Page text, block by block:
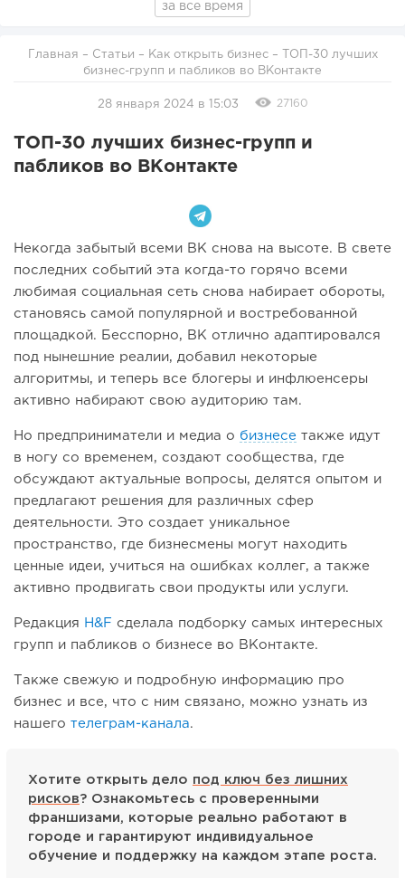
за все время
Главная – Статьи – Как открыть бизнес– ТОП-30 лучших
бизнес-групп и пабликов во ВКонтакте
28 января 2024 в 15:03 27160
ТОП-30 лучших бизнес-групп и
пабликов во ВКонтакте
Некогда забытый всеми ВК снова на высоте. В свете
последних событий эта когда-то горячо всеми
любимая социальная сеть снова набирает обороты,
становясь самой популярной и востребованной
площадкой. Бесспорно, ВК отлично адаптировался
под нынешние реалии, добавил некоторые
алгоритмы, и теперь все блогеры и инфлюенсеры
активно набирают свою аудиторию там.
Но предприниматели и медиа о бизнесе также идут
в ногу со временем, создают сообщества, где
обсуждают актуальные вопросы, делятся опытом и
предлагают решения для различных сфер
деятельности. Это создает уникальное
пространство, где бизнесмены могут находить
ценные идеи, учиться на ошибках коллег, а также
активно продвигать свои продукты или услуги.
Редакция H&F сделала подборку самых интересных
групп и пабликов о бизнесе во ВКонтакте.
Также свежую и подробную информацию про
бизнес и все, что с ним связано, можно узнать из
нашего телеграм-канала.
Хотите открыть дело под ключ без лишних
рисков? Ознакомьтесь с проверенными
франшизами, которые реально работают в
городе и гарантируют индивидуальное
обучение и поддержку на каждом этапе роста.